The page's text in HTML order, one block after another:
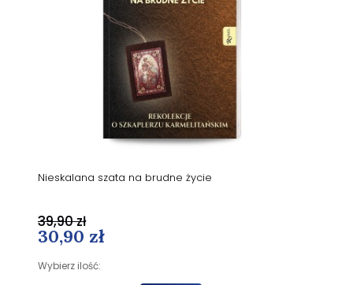
Nieskalana szata na brudne życie
30,90 zł
Wybierz ilość:
39,90 zł